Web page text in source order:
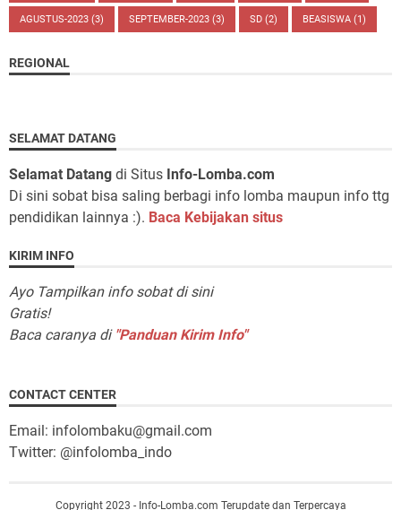
AGUSTUS-2023 (3) SEPTEMBER-2023 (3) SD (2) BEASISWA (1)
REGIONAL
SELAMAT DATANG
Selamat Datang di Situs Info-Lomba.com
Di sini sobat bisa saling berbagi info lomba maupun info ttg
pendidikan lainnya :). Baca Kebijakan situs
KIRIM INFO
Ayo Tampilkan info sobat di sini
Gratis!
Baca caranya di "Panduan Kirim Info"
CONTACT CENTER
Email: infolombaku@gmail.com
Twitter: @infolomba_indo
Copyright 2023 - Info-Lomba.com Terupdate dan Terpercaya